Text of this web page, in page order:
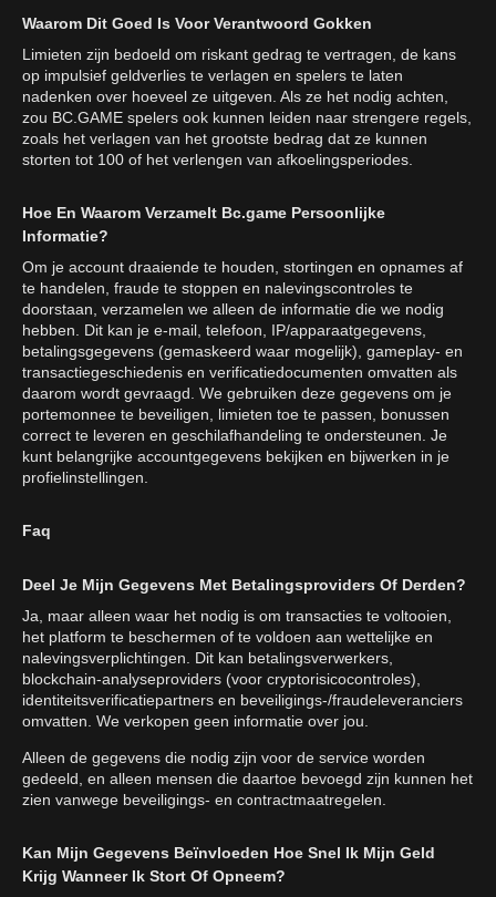
Waarom Dit Goed Is Voor Verantwoord Gokken
Limieten zijn bedoeld om riskant gedrag te vertragen, de kans
op impulsief geldverlies te verlagen en spelers te laten
nadenken over hoeveel ze uitgeven. Als ze het nodig achten,
zou BC.GAME spelers ook kunnen leiden naar strengere regels,
zoals het verlagen van het grootste bedrag dat ze kunnen
storten tot 100 of het verlengen van afkoelingsperiodes.
Hoe En Waarom Verzamelt Bc.game Persoonlijke
Informatie?
Om je account draaiende te houden, stortingen en opnames af
te handelen, fraude te stoppen en nalevingscontroles te
doorstaan, verzamelen we alleen de informatie die we nodig
hebben. Dit kan je e-mail, telefoon, IP/apparaatgegevens,
betalingsgegevens (gemaskeerd waar mogelijk), gameplay- en
transactiegeschiedenis en verificatiedocumenten omvatten als
daarom wordt gevraagd. We gebruiken deze gegevens om je
portemonnee te beveiligen, limieten toe te passen, bonussen
correct te leveren en geschilafhandeling te ondersteunen. Je
kunt belangrijke accountgegevens bekijken en bijwerken in je
profielinstellingen.
Faq
Deel Je Mijn Gegevens Met Betalingsproviders Of Derden?
Ja, maar alleen waar het nodig is om transacties te voltooien,
het platform te beschermen of te voldoen aan wettelijke en
nalevingsverplichtingen. Dit kan betalingsverwerkers,
blockchain-analyseproviders (voor cryptorisicocontroles),
identiteitsverificatiepartners en beveiligings-/fraudeleveranciers
omvatten. We verkopen geen informatie over jou.
Alleen de gegevens die nodig zijn voor de service worden
gedeeld, en alleen mensen die daartoe bevoegd zijn kunnen het
zien vanwege beveiligings- en contractmaatregelen.
Kan Mijn Gegevens Beïnvloeden Hoe Snel Ik Mijn Geld
Krijg Wanneer Ik Stort Of Opneem?